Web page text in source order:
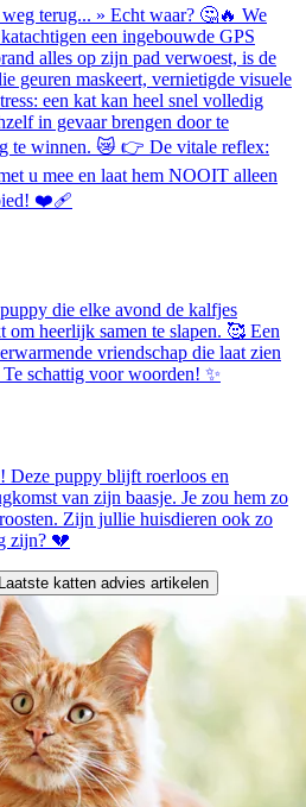
terug... » Echt waar? 🤔🔥 We
een ingebouwde GPS
alles op zijn pad verwoest, is de
geuren maskeert, vernietigde visuele
een kat kan heel snel volledig
in gevaar brengen door te
te winnen. 😿 👉 De vitale reflex:
u mee en laat hem NOOIT alleen
❤️‍🩹
die elke avond de kalfjes
om heerlijk samen te slapen. 🥰 Een
vriendschap die laat zien
schattig voor woorden! ✨
Deze puppy blijft roerloos en
van zijn baasje. Je zou hem zo
Zijn jullie huisdieren ook zo
zijn? 💔
Laatste katten advies artikelen